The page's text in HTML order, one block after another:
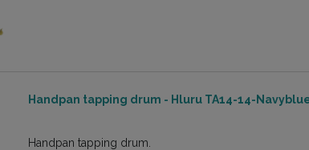
Handpan tapping drum - Hluru TA14-14-
Handpan tapping drum.